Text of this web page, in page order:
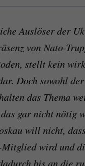
Auslöser der
von Nato-
stellt kein
Doch sowohl
das Thema
gar nicht nötig
will nicht,
wird und
bis an die